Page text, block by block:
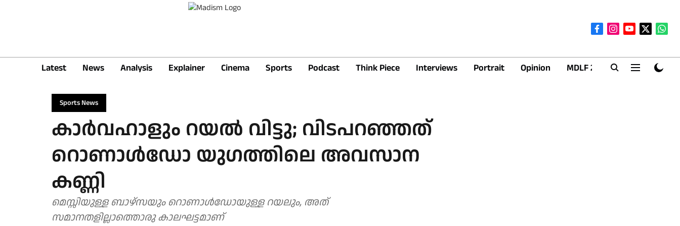
Latest News Analysis Explainer Cinema Sports Podcast Think Piece Interviews Portrait Opinion MDLF 2026
Sports News
കാര്‍വഹാളും റയല്‍ വിട്ടു; വിടപറഞ്ഞത്
റൊണാള്‍ഡോ യുഗത്തിലെ അവസാന
കണ്ണി
മെസ്സിയുള്ള ബാഴ്സയും റൊണാള്‍ഡോയുള്ള റയലും, അത്
സമാനതളില്ലാത്തൊരു കാലഘട്ടമാണ്